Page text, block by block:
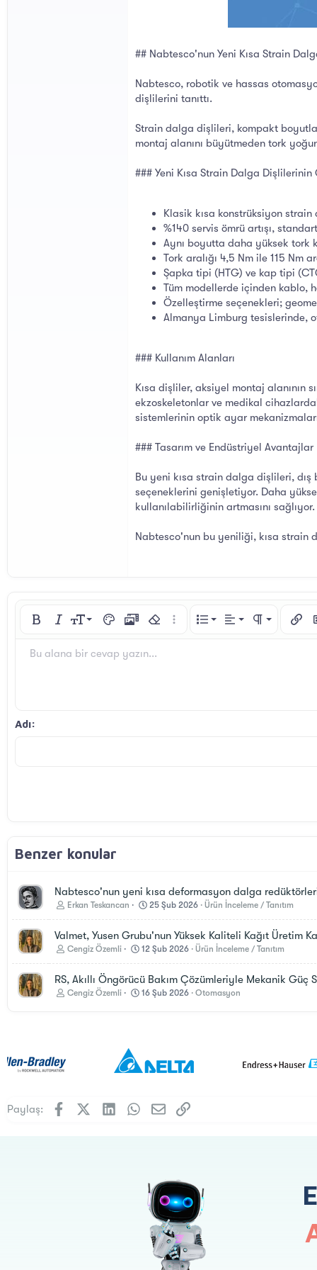
## Nabtesco'nun Yeni Kısa Strain
Nabtesco, robotik ve hassas
dişlilerini tanıttı.
Strain dalga dişlileri, kompakt
montaj alanını büyütmeden tork
### Yeni Kısa Strain Dalga
Klasik kısa konstrüksiyon
%140 servis ömrü artışı,
Aynı boyutta daha yüksek tork
Tork aralığı 4,5 Nm ile 115 Nm
Şapka tipi (HTG) ve kap tipi
Tüm modellerde içinden kablo,
Özelleştirme seçenekleri;
Almanya Limburg tesislerinde,
### Kullanım Alanları
Kısa dişliler, aksiyel montaj
ekzoskeletonlar ve medikal
sistemlerinin optik ayar
### Tasarım ve Endüstriyel Avantajlar
Bu yeni kısa strain dalga dişlileri,
seçeneklerini genişletiyor. Daha
kullanılabilirliğinin artmasını sağlıyor.
Nabtesco'nun bu yeniliği, kısa strain
Kalın YatıkYazı boyutuMetin rengi
MedyaBiçimlendirmeyi kaldır
Daha fazla seçenek…
List
Sıralı liste
Hizalama yötemleri
Sola hizalaParagraf
Normal
Yazı tipi Arial
Üzeri çizik
Altını çizSatır içi kodSatır içi spoiler
Spoyler
Kod
Bu alana bir cevap yazın...
Adı
Benzer konular
Nabtesco'nun yeni kısa deformasyon dalga
Erkan Teskancan 25 Şub 2026 Ürün İnceleme / Tanıtım
Valmet, Yusen Grubu'nun Yüksek Kaliteli Kağıt Üretim
Cengiz Özemli 12 Şub 2026 Ürün İnceleme / Tanıtım
RS, Akıllı Öngörücü Bakım Çözümleriyle Mekanik
Cengiz Özemli 16 Şub 2026 Otomasyon
Paylaş: FacebookX (Twitter)LinkedInWhatsApp
E-postaLink